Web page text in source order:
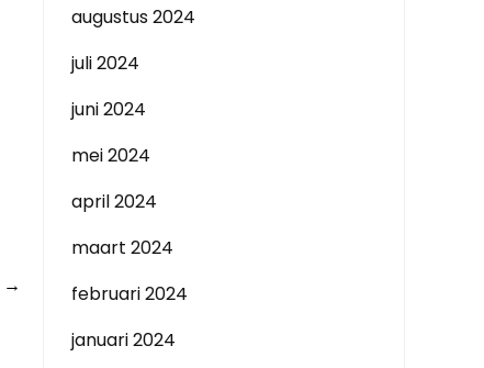
→
augustus 2024
juli 2024
juni 2024
mei 2024
april 2024
maart 2024
februari 2024
januari 2024